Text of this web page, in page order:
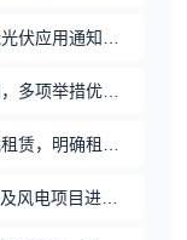
浙江杭州征求新建建筑太阳能光伏应用通知意见，推动绿色建筑发展
上海市发布光伏发电管理通知，多项举措优化管理
云南红河州规范光伏项目土地租赁，明确租金标准与管理措施
陕西：对2022-2024年度光伏及风电项目进行延期，最晚至2028年